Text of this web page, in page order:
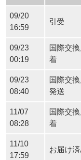
09/20
16:59
引受
09/23
00:19
国際交
着
09/23
08:40
国際交
発送
11/07
08:28
国際交
着
11/10
17:59
お届け